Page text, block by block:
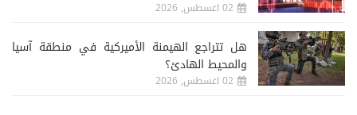
02 اغسطس, 2026
هل تتراجع الهيمنة الأميركية في منطقة آسيا
والمحيط الهادئ؟
02 اغسطس, 2026